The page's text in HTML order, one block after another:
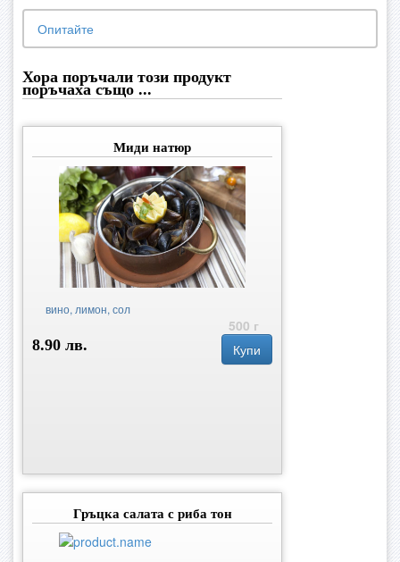
Опитайте
Хора поръчали този продукт
поръчаха също ...
Миди натюр
вино, лимон, сол
500 г
8.90 лв.
Купи
Гръцка салата с риба тон